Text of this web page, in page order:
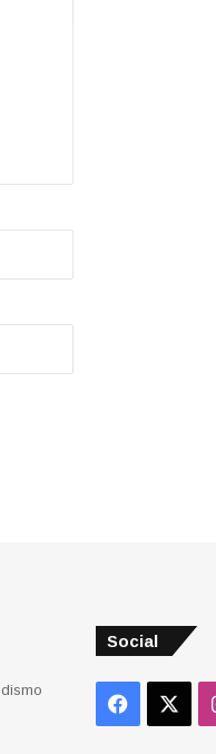
Social
Facebook